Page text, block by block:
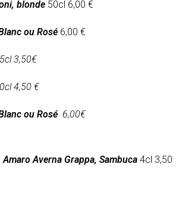
blonde 50cl 6,00 €
ou Rosé 6,00 €
3,50€
4,50 €
ou Rosé 6,00€
Averna Grappa, Sambuca 4cl 3,50